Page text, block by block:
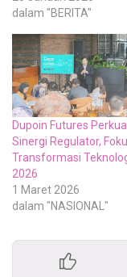
dalam "BERITA"
Dupoin Futures
Sinergi Regulator,
Transformasi
2026
1 Maret 2026
dalam "NASIONAL"